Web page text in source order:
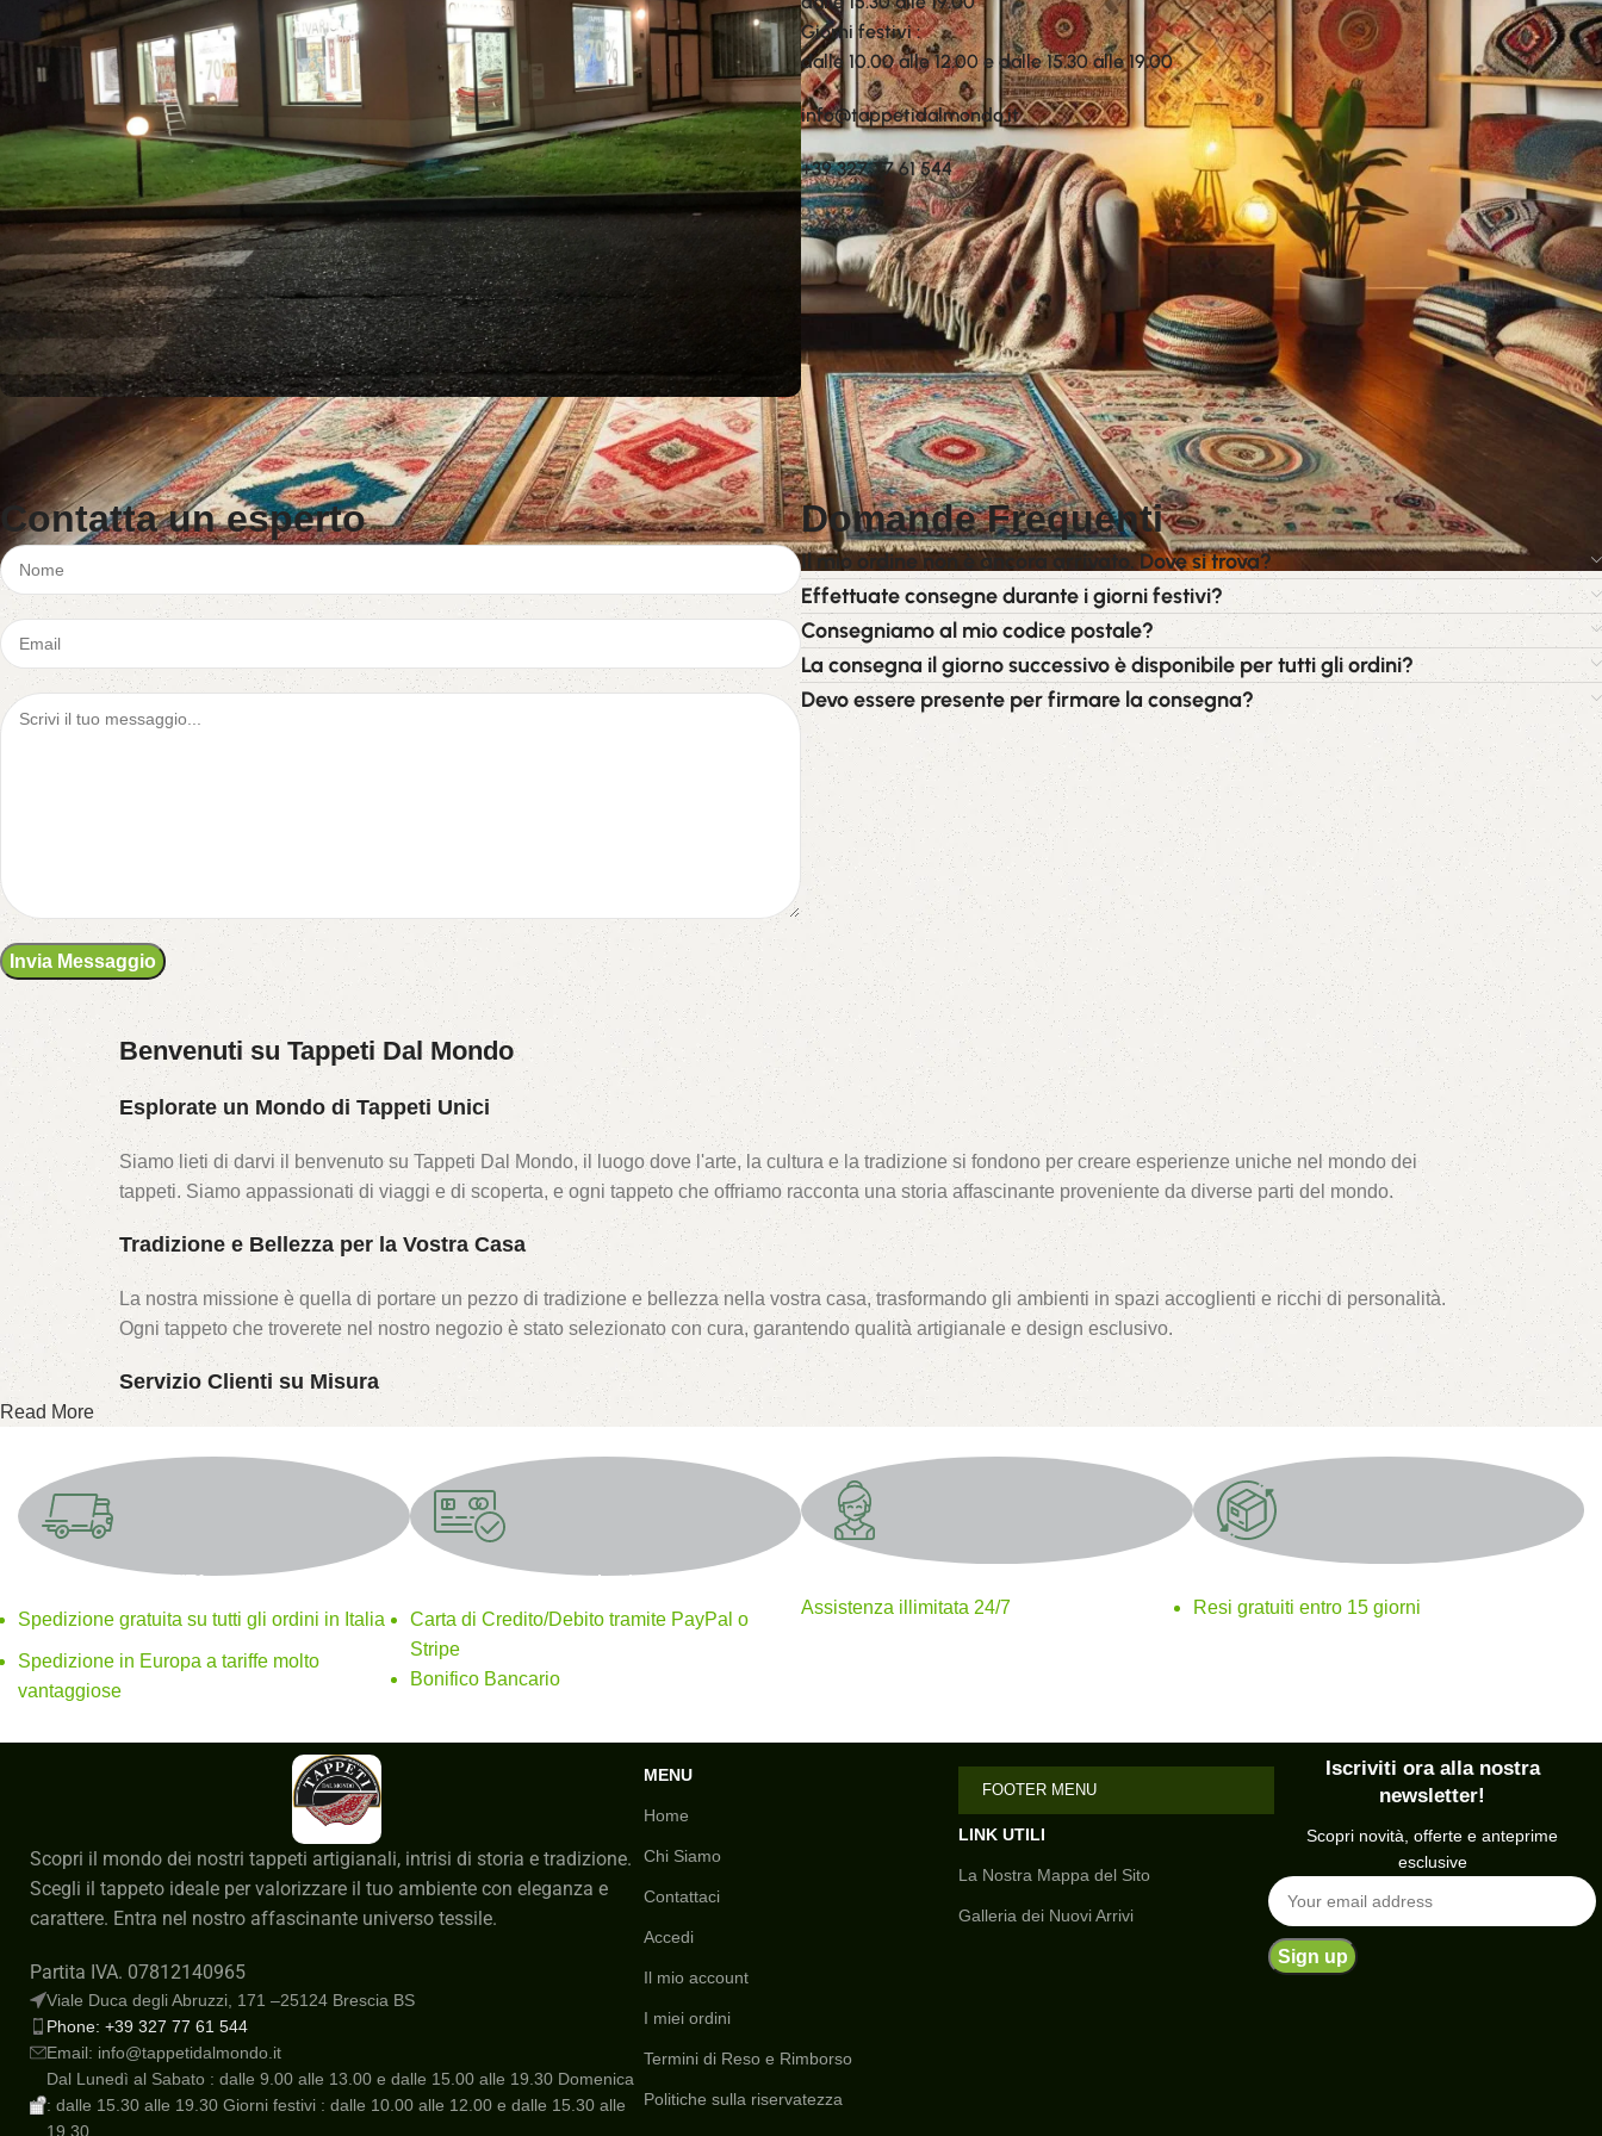
Giorni festivi :
dalle 10.00 alle 12.00 e dalle 15.30 alle 19.00
info@tappetidalmondo.it
+39 327 77 61 544
Contatta un esperto Domande Frequenti
Il mio ordine non è ancora arrivato. Dove si trova?
Effettuate consegne durante i giorni festivi?
Consegniamo al mio codice postale?
La consegna il giorno successivo è disponibile per tutti gli ordini?
Devo essere presente per firmare la consegna?
Benvenuti su Tappeti Dal Mondo
Esplorate un Mondo di Tappeti Unici
Siamo lieti di darvi il benvenuto su Tappeti Dal Mondo, il luogo dove l'arte, la cultura e la tradizione si fondono per creare esperienze uniche nel mondo dei
tappeti. Siamo appassionati di viaggi e di scoperta, e ogni tappeto che offriamo racconta una storia affascinante proveniente da diverse parti del mondo.
Tradizione e Bellezza per la Vostra Casa
La nostra missione è quella di portare un pezzo di tradizione e bellezza nella vostra casa, trasformando gli ambienti in spazi accoglienti e ricchi di personalità.
Ogni tappeto che troverete nel nostro negozio è stato selezionato con cura, garantendo qualità artigianale e design esclusivo.
Servizio Clienti su Misura
e lasciatevi ispirare dalla bellezza dei tappeti dal mondo.
Benvenuti nel Nostro Universo Tessile
Benvenuti nel nostro universo tessile, dove ogni tappeto è un viaggio in sé. Siamo entusiasti di condividere con voi la nostra passione per i tappeti e di aiutarvi a
trovare il complemento perfetto per il vostro spazio. Grazie per aver scelto Tappeti Dal Mondo, dove la bellezza e la tradizione si incontrano.
Read More
SPEDIZIONE GRATUITA
Spedizione gratuita su tutti gli ordini in Italia
Spedizione in Europa a tariffe molto
vantaggiose
Metodi di pagamento sicuri
Carta di Credito/Debito tramite PayPal o
Stripe
Bonifico Bancario
Assistenza illimitata 24/7 Resi gratuiti entro 15 giorni
Scopri il mondo dei nostri tappeti artigianali, intrisi di storia e tradizione.
Scegli il tappeto ideale per valorizzare il tuo ambiente con eleganza e
carattere. Entra nel nostro affascinante universo tessile.
Partita IVA. 07812140965
Viale Duca degli Abruzzi, 171 –25124 Brescia BS
Phone: +39 327 77 61 544
Email: info@tappetidalmondo.it
Dal Lunedì al Sabato : dalle 9.00 alle 13.00 e dalle 15.00 alle 19.30 Domenica
: dalle 15.30 alle 19.30 Giorni festivi : dalle 10.00 alle 12.00 e dalle 15.30 alle
19.30
MENU
Home
Chi Siamo
Contattaci
Accedi
Il mio account
I miei ordini
Termini di Reso e Rimborso
Politiche sulla riservatezza
FOOTER MENU
LINK UTILI
La Nostra Mappa del Sito
Galleria dei Nuovi Arrivi
Iscriviti ora alla nostra
newsletter!
Scopri novità, offerte e anteprime
esclusive